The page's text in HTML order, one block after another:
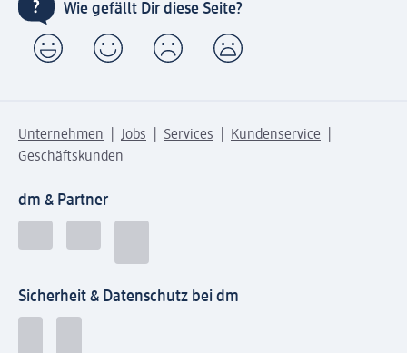
Wie gefällt Dir diese Seite?
Unternehmen Jobs Services
Kundenservice
Geschäftskunden
dm & Partner
Sicherheit & Datenschutz bei dm